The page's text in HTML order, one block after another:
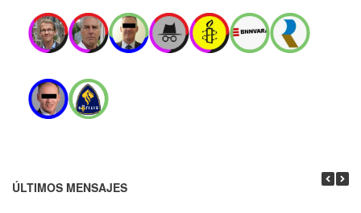
ÚLTIMOS MENSAJES